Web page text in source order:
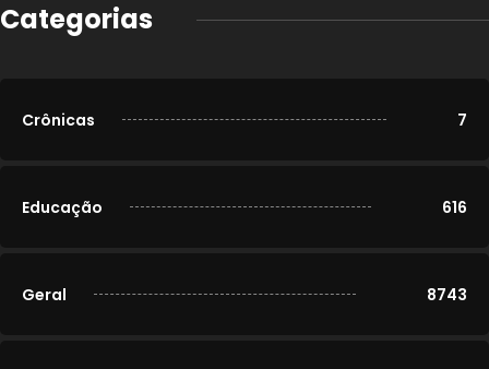
Categorias
Crônicas 7
Educação 616
Geral 8743